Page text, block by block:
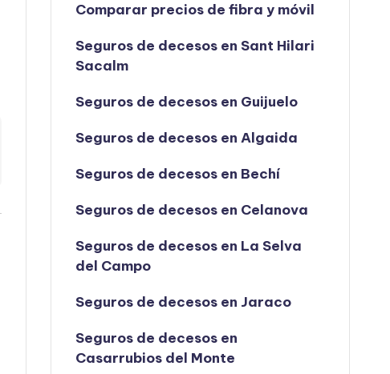
Comparar precios de fibra y móvil
Seguros de decesos en Sant Hilari
Sacalm
Seguros de decesos en Guijuelo
Seguros de decesos en Algaida
Seguros de decesos en Bechí
Seguros de decesos en Celanova
Seguros de decesos en La Selva
del Campo
Seguros de decesos en Jaraco
Seguros de decesos en
Casarrubios del Monte